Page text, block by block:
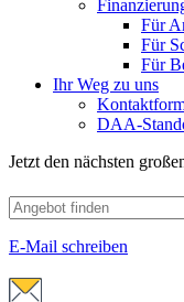
Für
Für
Für
Ihr Weg zu uns
DAA-
Jetzt den nächsten
E-Mail schreiben